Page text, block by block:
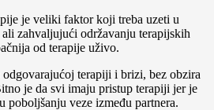
je veliki faktor koji treba uzeti u
zahvaljujući održavanju terapijskih
od terapije uživo.
terapiji i brizi, bez obzira
je da svi imaju pristup terapiji jer je
poboljšanju veze između partnera.